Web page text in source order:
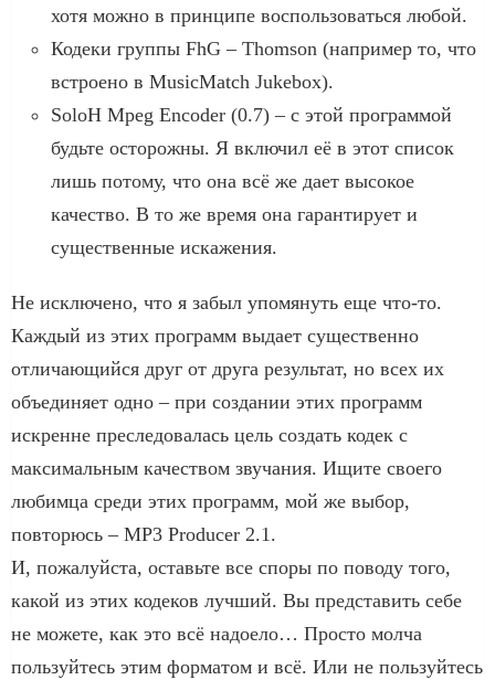
хотя можно в принципе воспользоваться любой.
Кодеки группы FhG – Thomson (например то, что
встроено в MusicMatch Jukebox).
SoloH Mpeg Encoder (0.7) – с этой программой
будьте осторожны. Я включил её в этот список
лишь потому, что она всё же дает высокое
качество. В то же время она гарантирует и
существенные искажения.
Не исключено, что я забыл упомянуть еще что-то.
Каждый из этих программ выдает существенно
отличающийся друг от друга результат, но всех их
объединяет одно – при создании этих программ
искренне преследовалась цель создать кодек с
максимальным качеством звучания. Ищите своего
любимца среди этих программ, мой же выбор,
повторюсь – MP3 Producer 2.1.
И, пожалуйста, оставьте все споры по поводу того,
какой из этих кодеков лучший. Вы представить себе
не можете, как это всё надоело… Просто молча
пользуйтесь этим форматом и всё. Или не пользуйтесь